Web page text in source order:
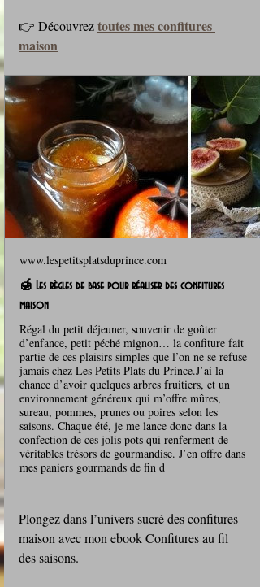
👉 Découvrez toutes mes confitures
maison
www.lespetitsplatsduprince.com
🍯 Les règles de base pour réaliser des confitures
maison
Régal du petit déjeuner, souvenir de goûter
d’enfance, petit péché mignon… la confiture fait
partie de ces plaisirs simples que l’on ne se refuse
jamais chez Les Petits Plats du Prince.J’ai la
chance d’avoir quelques arbres fruitiers, et un
environnement généreux qui m’offre mûres,
sureau, pommes, prunes ou poires selon les
saisons. Chaque été, je me lance donc dans la
confection de ces jolis pots qui renferment de
véritables trésors de gourmandise. J’en offre dans
mes paniers gourmands de fin d
Plongez dans l’univers sucré des confitures
maison avec mon ebook Confitures au fil
des saisons.